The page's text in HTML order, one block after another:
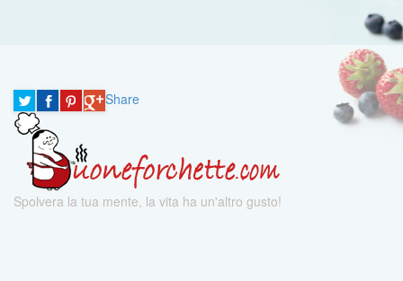
Share
Spolvera la tua mente, la vita ha un'altro gusto!